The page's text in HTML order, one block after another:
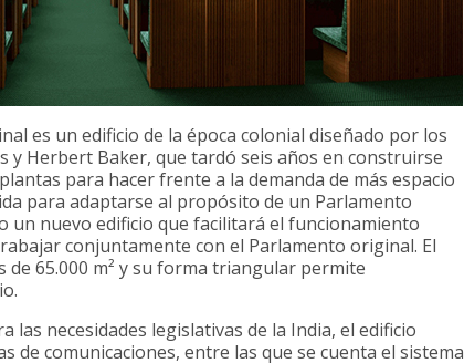
es un edificio de la época colonial diseñado por los
y Herbert Baker, que tardó seis años en construirse
para hacer frente a la demanda de más espacio
para adaptarse al propósito de un Parlamento
un nuevo edificio que facilitará el funcionamiento
conjuntamente con el Parlamento original. El
65.000 m² y su forma triangular permite
las necesidades legislativas de la India, el edificio
de comunicaciones, entre las que se cuenta el sistema